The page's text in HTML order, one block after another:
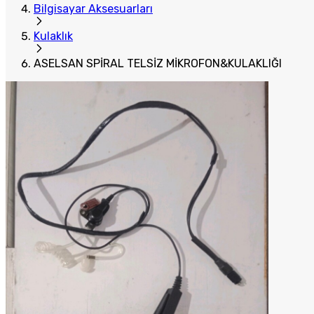
Bilgisayar Aksesuarları
Kulaklık
ASELSAN SPİRAL TELSİZ MİKROFON&KULAKLIĞI